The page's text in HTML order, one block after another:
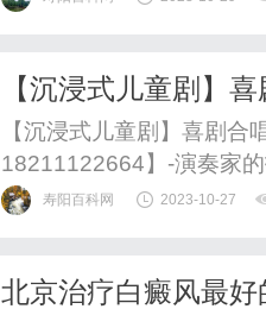
能够更好地享受电影的视
【沉浸式儿童剧】
的打击乐｜互动节
【沉浸式儿童剧】喜剧
18211122664】-演奏家
寿阳百科网 2023-10-27
北京治疗白癜风最